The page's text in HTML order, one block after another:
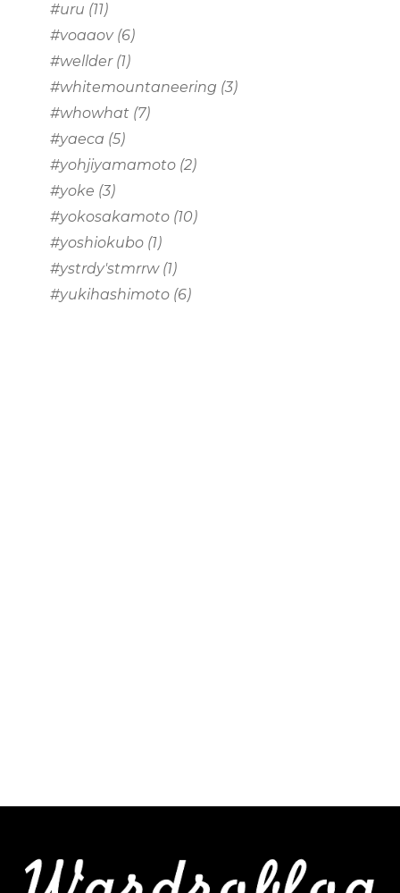
#uru (11)
#voaaov(6)
#wellder(1)
#whitemountaneering (3)
#whowhat (7)
#yaeca (5)
#yohjiyamamoto (2)
#yoke (3)
#yokosakamoto (10)
#yoshiokubo (1)
#ystrdy'stmrrw(1)
#yukihashimoto (6)